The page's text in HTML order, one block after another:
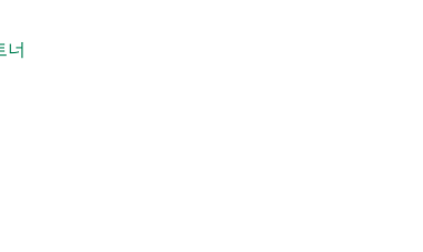
너